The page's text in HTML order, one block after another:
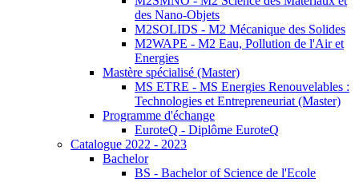
des Nano-Objets
M2SOLIDS - M2 Mécanique des Solides
M2WAPE - M2 Eau, Pollution de l'Air et
Energies
Mastère spécialisé (Master)
MS ETRE - MS Energies Renouvelables :
Technologies et Entrepreneuriat (Master)
Programme d'échange
EuroteQ - Diplôme EuroteQ
Catalogue 2022 - 2023
Bachelor
BS - Bachelor of Science de l'Ecole